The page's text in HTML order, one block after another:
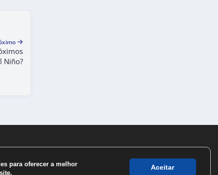
Niño?
para oferecer a melhor
Aceitar